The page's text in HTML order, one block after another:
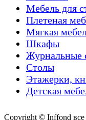
Мебель для
Плетеная
Мягкая
Шкафы
Журнальные
Столы
Этажерки,
Детская
Copyright © Inffond все